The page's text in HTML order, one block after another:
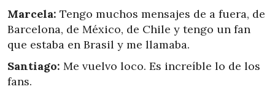
Marcela: Tengo muchos mensajes de a fuera, de
Barcelona, de México, de Chile y tengo un fan
que estaba en Brasil y me llamaba.
Santiago: Me vuelvo loco. Es increíble lo de los
fans.